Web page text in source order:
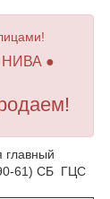
НИВА ●
главный
61) СБ ГЦС